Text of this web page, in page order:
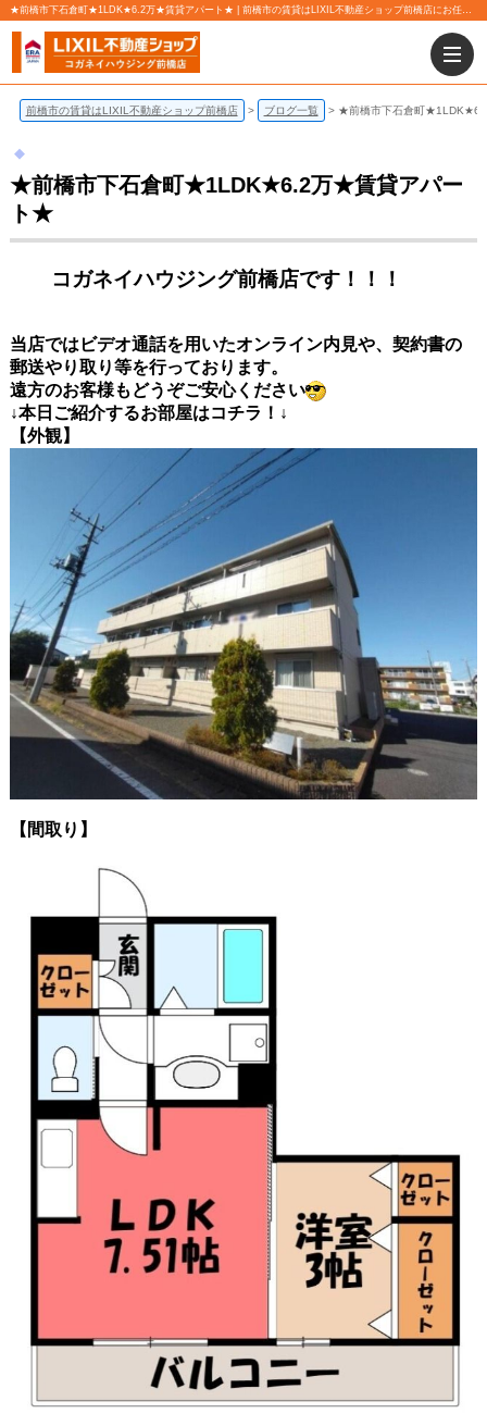
★前橋市下石倉町★1LDK★6.2万★賃貸アパート★ | 前橋市の賃貸はLIXIL不動産ショップ前橋店にお任せ下さい！
前橋市の賃貸はLIXIL不動産ショップ前橋店 ブログ一覧 ★前橋市下石倉町
★前橋市下石倉町★1LDK★6.2万★賃貸アパー
ト★
コガネイハウジング前橋店です！！！
当店ではビデオ通話を用いたオンライン内見や、契約書の
郵送やり取り等を行っております。
遠方のお客様もどうぞご安心ください
↓本日ご紹介するお部屋はコチラ！↓
【外観】
【間取り】